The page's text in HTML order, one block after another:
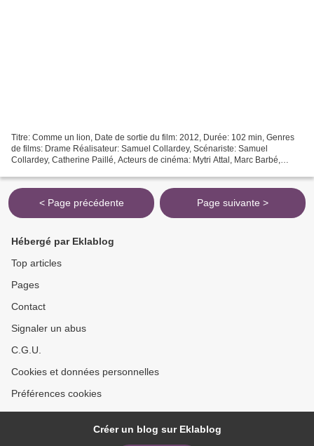
Titre: Comme un lion, Date de sortie du film: 2012, Durée: 102 min, Genres
de films: Drame Réalisateur: Samuel Collardey, Scénariste: Samuel
Collardey, Catherine Paillé, Acteurs de cinéma: Mytri Attal, Marc Barbé,
< Page précédente Page suivante >
Hébergé par Eklablog
Top articles
Pages
Contact
Signaler un abus
C.G.U.
Cookies et données personnelles
Préférences cookies
Créer un blog sur Eklablog